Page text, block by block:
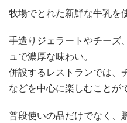
牧場でとれた新鮮な牛乳を
手造りジェラートやチーズ
ュで濃厚な味わい。
併設するレストランでは、
などを中心に楽しむことが
普段使いの品だけでなく、